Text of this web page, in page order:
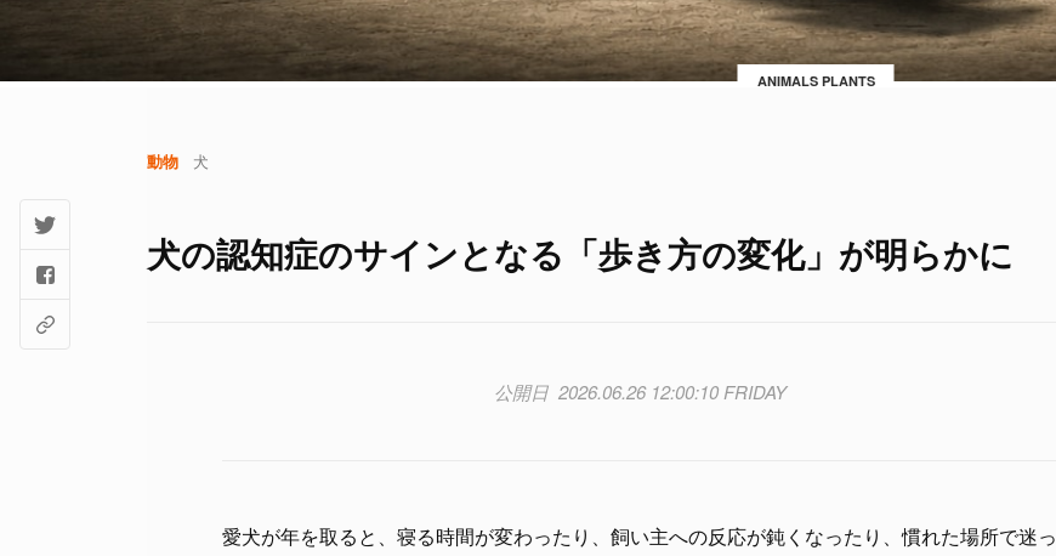
ANIMALS PLANTS
動物 犬
犬の認知症のサインとなる「歩き方の変化」が明らかに
2026.06.26 12:00:10 FRIDAY
愛犬が年を取ると、寝る時間が変わったり、飼い主への反応が鈍くなったり、慣れた場所で迷っ